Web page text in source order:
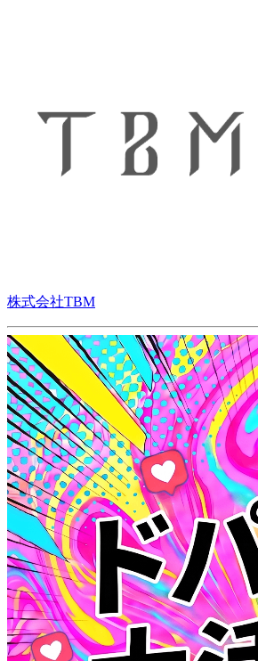
株式会社TBM